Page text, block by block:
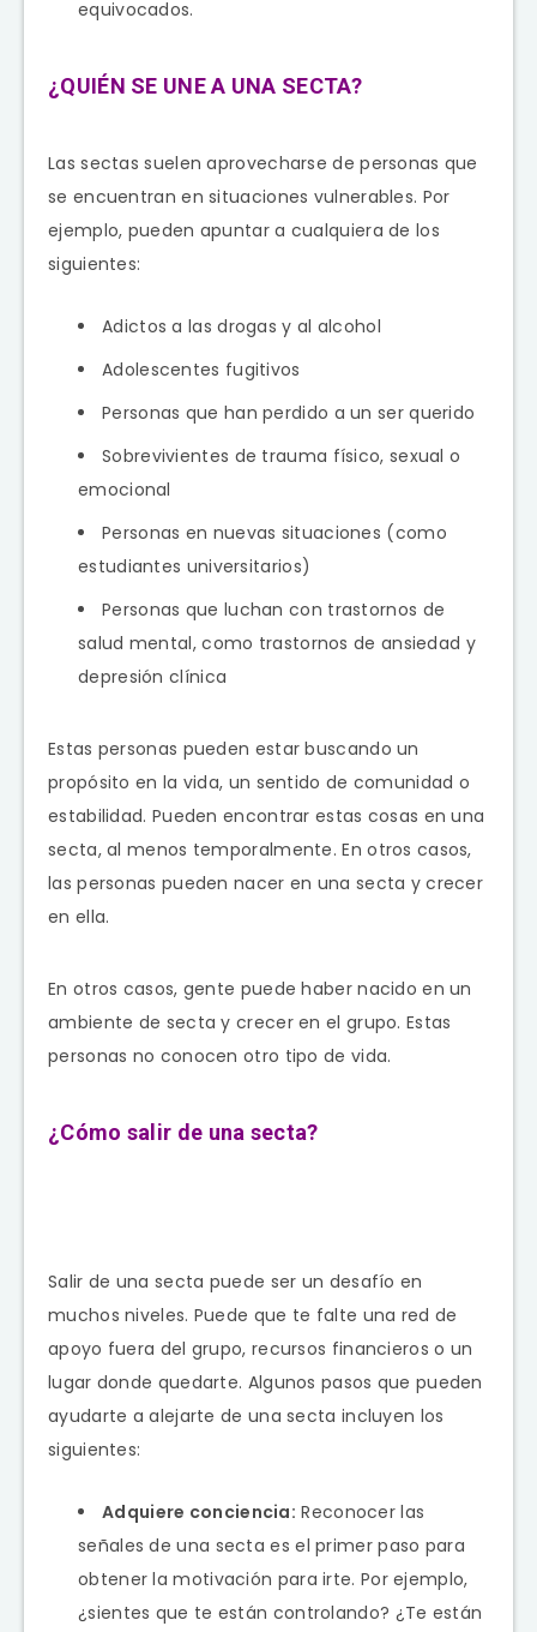
equivocados.
¿QUIÉN SE UNE A UNA SECTA?
Las sectas suelen aprovecharse de personas que
se encuentran en situaciones vulnerables. Por
ejemplo, pueden apuntar a cualquiera de los
siguientes:
Adictos a las drogas y al alcohol
Adolescentes fugitivos
Personas que han perdido a un ser querido
Sobrevivientes de trauma físico, sexual o
emocional
Personas en nuevas situaciones (como
estudiantes universitarios)
Personas que luchan con trastornos de
salud mental, como trastornos de ansiedad y
depresión clínica
Estas personas pueden estar buscando un
propósito en la vida, un sentido de comunidad o
estabilidad. Pueden encontrar estas cosas en una
secta, al menos temporalmente. En otros casos,
las personas pueden nacer en una secta y crecer
en ella.
En otros casos, gente puede haber nacido en un
ambiente de secta y crecer en el grupo. Estas
personas no conocen otro tipo de vida.
¿Cómo salir de una secta?
Salir de una secta puede ser un desafío en
muchos niveles. Puede que te falte una red de
apoyo fuera del grupo, recursos financieros o un
lugar donde quedarte. Algunos pasos que pueden
ayudarte a alejarte de una secta incluyen los
siguientes:
Adquiere conciencia: Reconocer las
señales de una secta es el primer paso para
obtener la motivación para irte. Por ejemplo,
¿sientes que te están controlando? ¿Te están